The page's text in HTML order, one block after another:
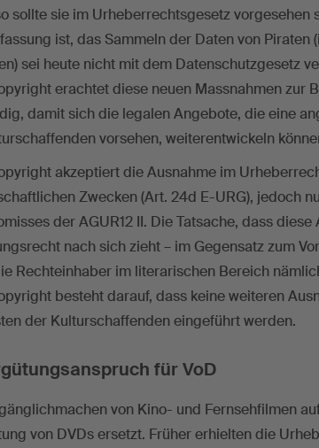
sollte sie im Urheberrechtsgesetz
ist, das Sammeln der Daten von Piraten
sei heute nicht mit dem Datenschutzgesetz
erachtet diese neuen Massnahmen zur
damit sich die legalen Angebote, die eine
vorsehen, weiterentwickeln
akzeptiert die Ausnahme im
Zwecken (Art. 24d E-URG), jedoch
der AGUR12 II. Die Tatsache, dass diese
nach sich zieht – im Gegensatz zum
Rechteinhaber im literarischen Bereich
besteht darauf, dass keine weiteren
der Kulturschaffenden eingeführt werden.
für VoD
von Kino- und Fernsehfilmen
von DVDs ersetzt. Früher erhielten die